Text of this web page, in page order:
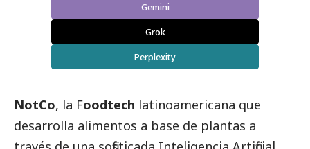
Gemini
Grok
Perplexity
NotCo, la Foodtech latinoamericana que
desarrolla alimentos a base de plantas a